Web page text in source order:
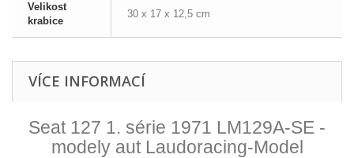
Velikost
krabice
30 x 17 x 12,5 cm
VÍCE INFORMACÍ
Seat 127 1. série 1971 LM129A-SE -
modely aut Laudoracing-Model